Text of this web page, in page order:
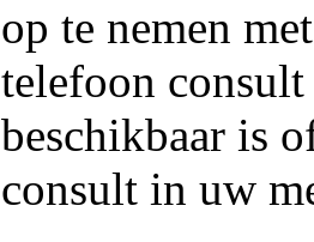
op te nemen
telefoon
beschikbaar is
consult in uw